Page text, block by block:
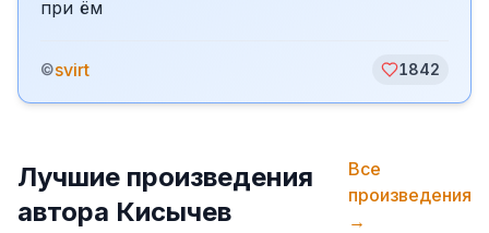
при ём
©svirt 1842
Лучшие произведения
автора Кисычев
Все
произведения
→